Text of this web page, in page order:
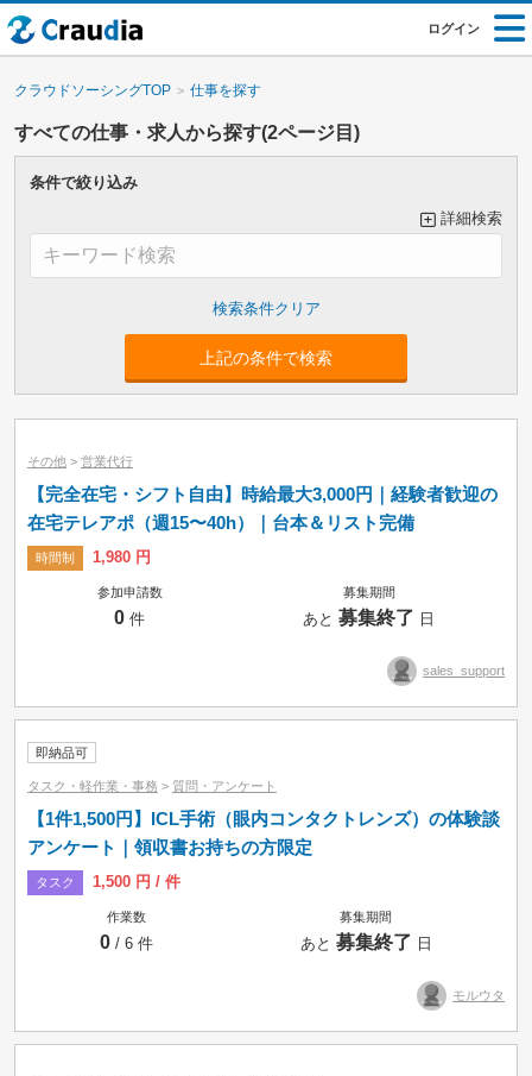
ログイン
クラウドソーシングTOP 仕事を探す
すべての仕事・求人から探す(2ページ目)
条件で絞り込み
詳細検索
募集中のみ
タスク
プロジェクト
上記の条件で検索
その他 > 営業代行
【完全在宅・シフト自由】時給最大3,000円｜経験者歓迎の
在宅テレアポ（週15〜40h）｜台本＆リスト完備
時間制 1,980 円
参加申請数
0 件
募集期間
あと募集終了 日
sales_support
即納品可
タスク・軽作業・事務 > 質問・アンケート
【1件1,500円】ICL手術（眼内コンタクトレンズ）の体験談
アンケート｜領収書お持ちの方限定
タスク 1,500 円 / 件
作業数
0 / 6 件
募集期間
あと 募集終了 日
モルウタ